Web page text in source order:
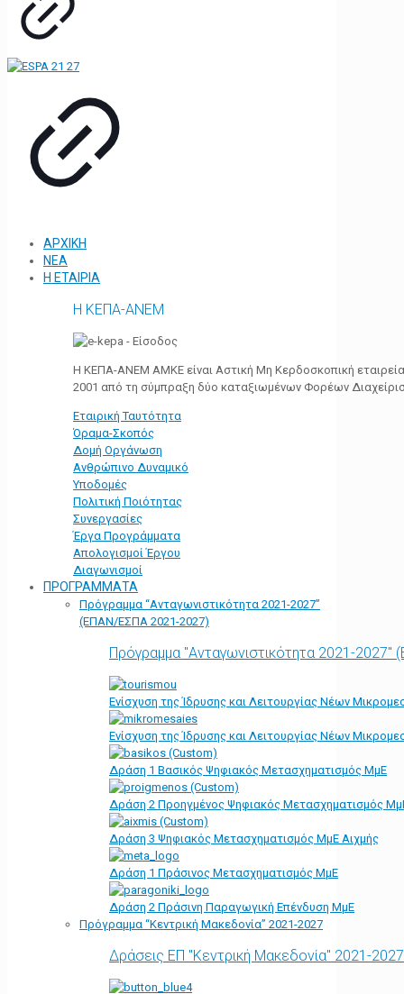
ΑΡΧΙΚΗ
ΝΕΑ
Η ΕΤΑΙΡΙΑ
Η ΚΕΠΑ-ΑΝΕΜ
Η ΚΕΠΑ-ΑΝΕΜ ΑΜΚΕ είναι Αστική Μη Κερδοσκοπική
2001 από τη σύμπραξη δύο καταξιωμένων Φορέων
Εταιρική Ταυτότητα
Όραμα-Σκοπός
Δομή Οργάνωση
Ανθρώπινο Δυναμικό
Υποδομές
Πολιτική Ποιότητας
Συνεργασίες
Έργα Προγράμματα
Απολογισμοί Έργου
Διαγωνισμοί
ΠΡΟΓΡΑΜΜΑΤΑ
Πρόγραμμα “Ανταγωνιστικότητα 2021-2027”
(ΕΠΑΝ/ΕΣΠΑ 2021-2027)
Πρόγραμμα "Ανταγωνιστικότητα 2021-
Ενίσχυση της Ίδρυσης και Λειτουργίας Νέων
Ενίσχυση της Ίδρυσης και Λειτουργίας Νέων
Δράση 1 Βασικός Ψηφιακός Μετασχηματισμός ΜμΕ
Δράση 2 Προηγμένος Ψηφιακός Μετασχηματισμός
Δράση 3 Ψηφιακός Μετασχηματισμός ΜμΕ Αιχμής
Δράση 1 Πράσινος Μετασχηματισμός ΜμΕ
Δράση 2 Πράσινη Παραγωγική Επένδυση ΜμΕ
Πρόγραμμα “Κεντρική Μακεδονία” 2021-2027
Δράσεις ΕΠ "Κεντρική Μακεδονία" 2021-2027